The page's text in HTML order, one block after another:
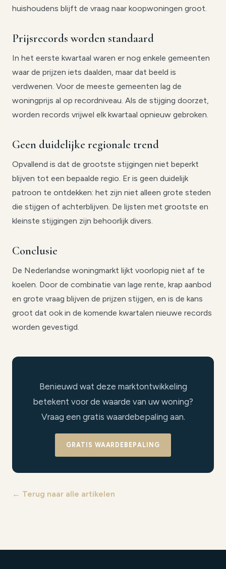
huishoudens blijft de vraag naar koopwoningen groot.
Prijsrecords worden standaard
In het eerste kwartaal waren er nog enkele gemeenten
waar de prijzen iets daalden, maar dat beeld is
verdwenen. Voor de meeste gemeenten lag de
woningprijs al op recordniveau. Als de stijging doorzet,
worden records vrijwel elk kwartaal opnieuw gebroken.
Geen duidelijke regionale trend
Opvallend is dat de grootste stijgingen niet beperkt
blijven tot een bepaalde regio. Er is geen duidelijk
patroon te ontdekken: het zijn niet alleen grote steden
die stijgen of achterblijven. De lijsten met grootste en
kleinste stijgingen zijn behoorlijk divers.
Conclusie
De Nederlandse woningmarkt lijkt voorlopig niet af te
koelen. Door de combinatie van lage rente, krap aanbod
en grote vraag blijven de prijzen stijgen, en is de kans
groot dat ook in de komende kwartalen nieuwe records
worden gevestigd.
Benieuwd wat deze marktontwikkeling
betekent voor de waarde van uw woning?
Vraag een gratis waardebepaling aan.
GRATIS WAARDEBEPALING
← Terug naar alle artikelen